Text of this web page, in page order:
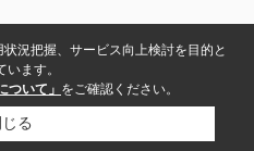
況把握、サービス向上検討を目的と
ます。
ついて」 をご確認ください。
じる